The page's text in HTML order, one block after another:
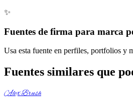
✨
Fuentes de firma para marca
Usa esta fuente en perfiles, portfolios y
Fuentes similares que
Alex Brush